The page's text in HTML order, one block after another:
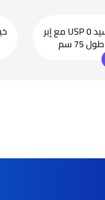
خيوط جراحية بولي جلايكوليك أسيد USP 0 مع إبر